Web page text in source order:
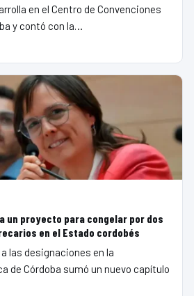
en el Centro de Convenciones
y contó con la…
un proyecto para congelar por dos
en el Estado cordobés
las designaciones en la
de Córdoba sumó un nuevo capítulo